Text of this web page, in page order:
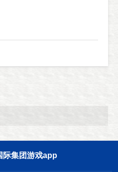
际集团游戏app